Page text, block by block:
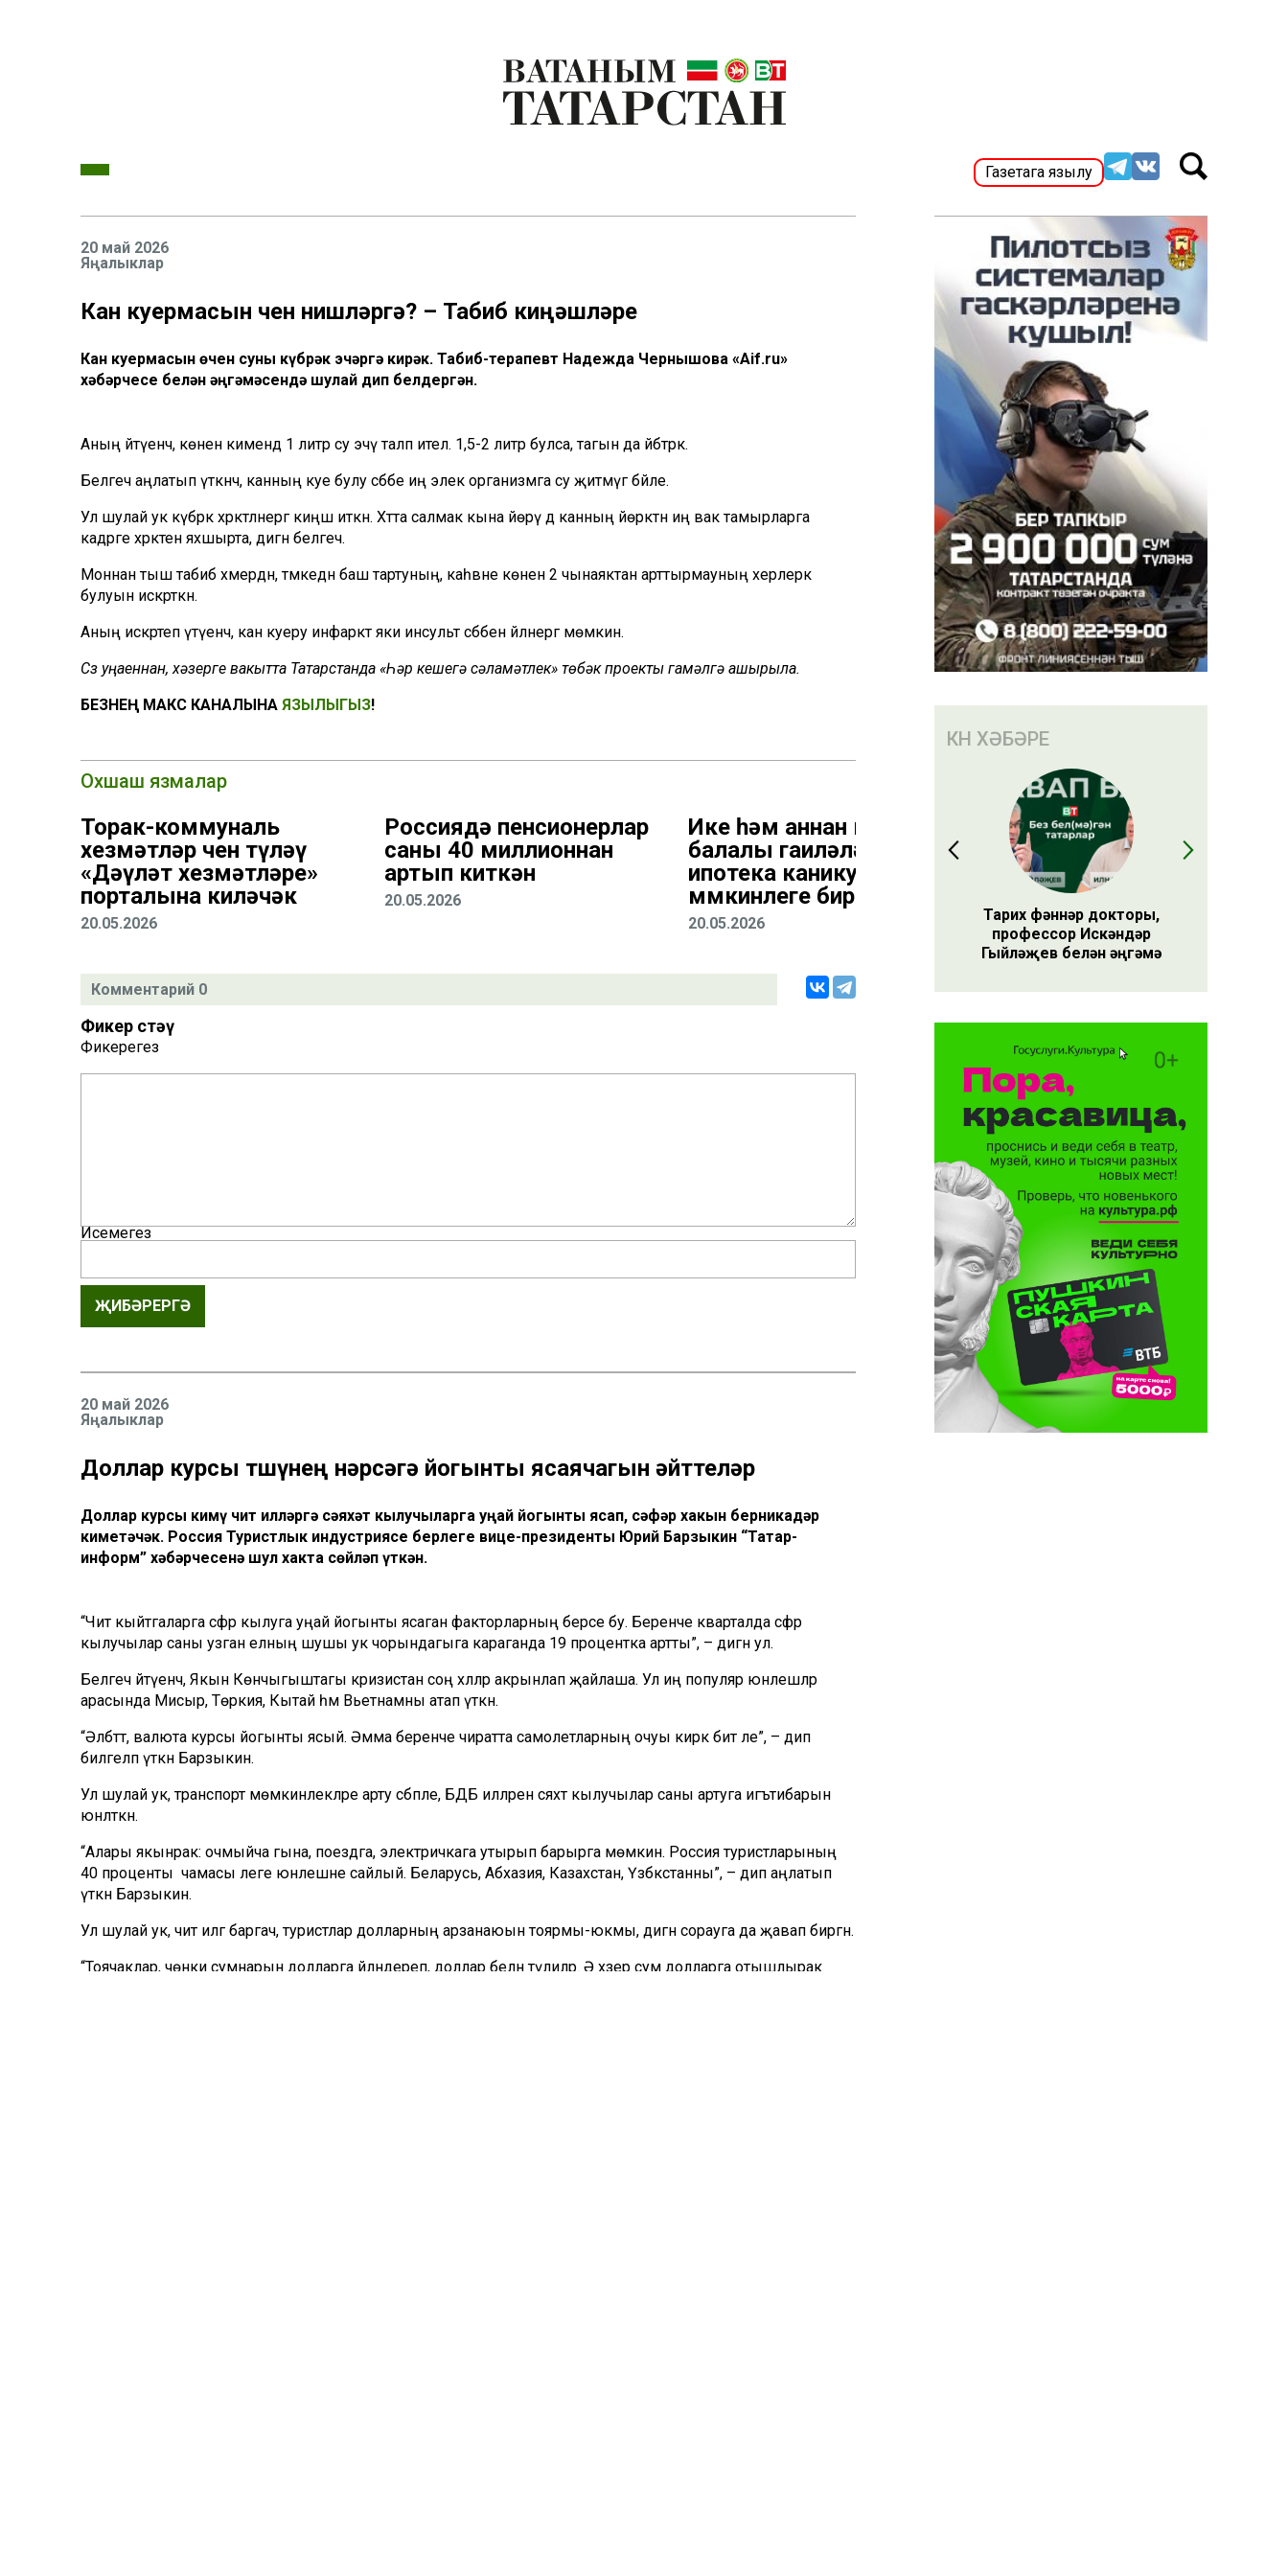
Газетага язылу
20 май 2026
Яңалыклар
Кан куермасын өчен нишләргә? – Табиб киңәшләре
Кан куермасын өчен суны күбрәк эчәргә кирәк. Табиб-терапевт Надежда Чернышова «Aif.ru»
хәбәрчесе белән әңгәмәсендә шулай дип белдергән.
Аның әйтүенчә, көненә кимендә 1 литр су эчү таләп ителә. 1,5-2 литр булса, тагын да әйбәтрәк.
Белгеч аңлатып үткәнчә, канның куе булу сәбәбе иң элек организмга су җитмәүгә бәйле.
Ул шулай ук күбрәк хәрәкәтләнергә киңәш иткән. Хәтта салмак кына йөрү дә канның йөрәктән иң вак тамырларга
кадәрге хәрәкәтен яхшырта, дигән белгеч.
Моннан тыш табиб хәмердән, тәмәкедән баш тартуның, каһвәне көненә 2 чынаяктан арттырмауның хәерлерәк
булуын искәрткән.
Аның искәртеп үтүенчә, кан куеру инфаркт яки инсульт сәбәбенә әйләнергә мөмкин.
Сүз уңаеннан, хәзерге вакытта Татарстанда «Һәр кешегә сәламәтлек» төбәк проекты гамәлгә ашырыла.
БЕЗНЕҢ МАКС КАНАЛЫНА ЯЗЫЛЫГЫЗ!
Охшаш язмалар
Торак-коммуналь
хезмәтләр өчен түләү
«Дәүләт хезмәтләре»
порталына киләчәк
20.05.2026
Россиядә пенсионерлар
саны 40 миллионнан
артып киткән
20.05.2026
Ике һәм аннан күбрәк
балалы гаиләләргә
ипотека каникулы алу
мөмкинлеге бирелә
20.05.2026
Комментарий 0
Фикер өстәү
Фикерегез
Исемегез
ҖИБӘРЕРГӘ
20 май 2026
Яңалыклар
Доллар курсы төшүнең нәрсәгә йогынты ясаячагын әйттеләр
Доллар курсы кимү чит илләргә сәяхәт кылучыларга уңай йогынты ясап, сәфәр хакын берникадәр
киметәчәк. Россия Туристлык индустриясе берлеге вице-президенты Юрий Барзыкин “Татар-
информ” хәбәрчесенә шул хакта сөйләп үткән.
“Чит кыйтгаларга сәфәр кылуга уңай йогынты ясаган факторларның берсе бу. Беренче кварталда сәфәр
кылучылар саны узган елның шушы ук чорындагыга караганда 19 процентка артты”, – дигән ул.
Белгеч әйтүенчә, Якын Көнчыгыштагы кризистан соң хәлләр акрынлап җайлаша. Ул иң популяр юнәлешләр
арасында Мисыр, Төркия, Кытай һәм Вьетнамны атап үткән.
“Әлбәттә, валюта курсы йогынты ясый. Әмма беренче чиратта самолетларның очуы кирәк бит әле”, – дип
билгеләп үткән Барзыкин.
Ул шулай ук, транспорт мөмкинлекләре арту сәбәпле, БДБ илләренә сәяхәт кылучылар саны артуга игътибарын
юнәлткән.
“Алары якынрак: очмыйча гына, поездга, электричкага утырып барырга мөмкин. Россия туристларының
40 проценты чамасы әлеге юнәлешне сайлый. Беларусь, Абхазия, Казахстан, Үзбәкстанны”, – дип аңлатып
үткән Барзыкин.
Ул шулай ук, чит илгә баргач, туристлар долларның арзанаюын тоярмы-юкмы, дигән сорауга да җавап биргән.
“Тоячаклар, чөнки сумнарын долларга әйләндереп, доллар белән түлиләр. Ә хәзер сум долларга отышлырак
КӨН ХӘБӘРЕ
Тарих фәннәр докторы,
профессор Искәндәр
Гыйләҗев белән әңгәмә